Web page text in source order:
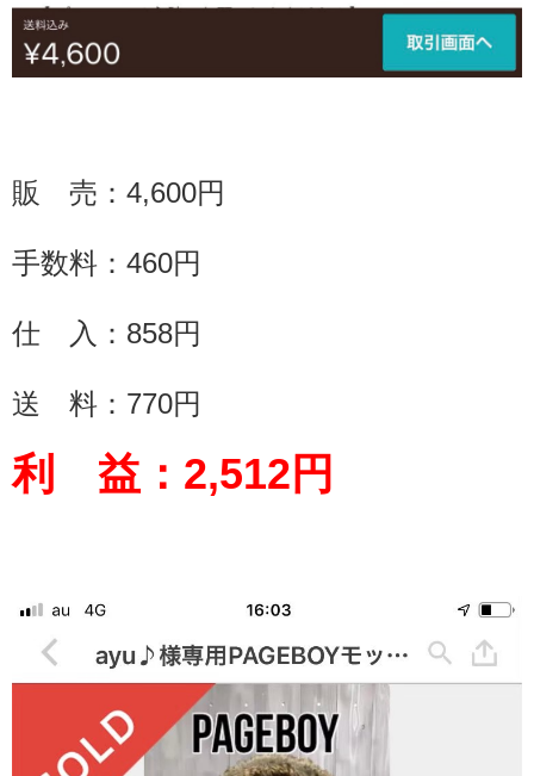
販 売： 4,600円
手数料： 460円
仕 入：858円
送 料： 770円
利 益： 2,512円